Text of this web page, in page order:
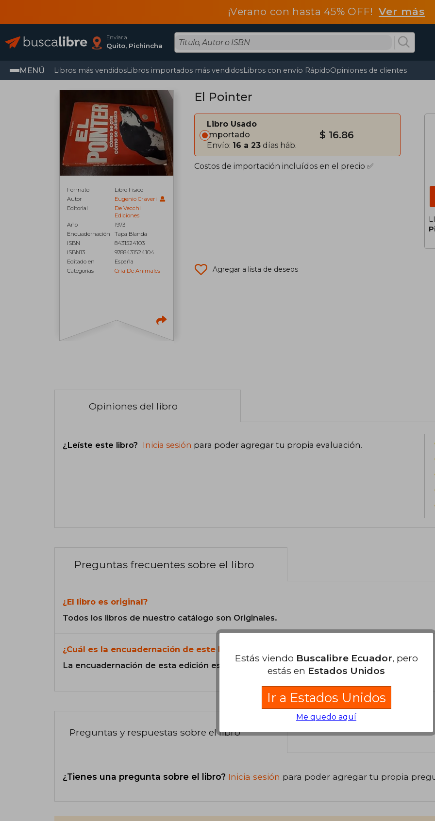
¡Verano con hasta 45% OFF!Ver más
Enviar a
Quito, Pichincha
MENÚ Libros más vendidosLibros importados más vendidosLibros con envío RápidoOpiniones de clientes
Formato
Libro Físico
Autor
Eugenio Craveri
Editorial
De Vecchi
Ediciones
Año
1973
Encuadernación
Tapa Blanda
ISBN
8431524103
ISBN13
9788431524104
Editado en
España
Categorías
Cría De Animales
El Pointer
Libro Usado
Importado
Envío: 16 a 23 días háb.
$ 16.86
Costos de importación incluídos en el precio ✅
Agregar a lista de deseos
Opiniones del libro
¿Leíste este libro? Inicia sesión para poder agregar tu propia evaluación.
Preguntas frecuentes sobre el libro
¿El libro es original?
Todos los libros de nuestro catálogo son Originales.
¿Cuál es la encuadernación de este libro?
La encuadernación de esta edición es Tapa Blanda.
Preguntas y respuestas sobre el libro
¿Tienes una pregunta sobre el libro? Inicia sesión para poder agregar tu propia
Estás viendo Buscalibre Ecuador, pero
estás en Estados Unidos
Ir a Estados Unidos
Me quedo aquí